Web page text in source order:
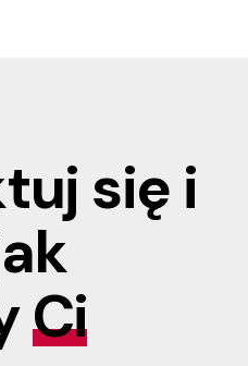
się i
Ci